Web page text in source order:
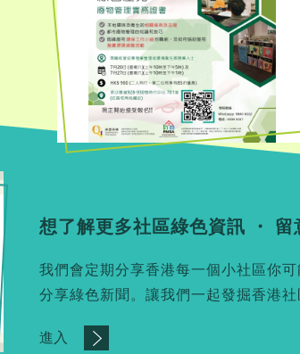
想了解更多社區綠色資訊 ・
我們會定期分享香港每一個小社區你
分享綠色新聞。讓我們一起發掘香港社
進入